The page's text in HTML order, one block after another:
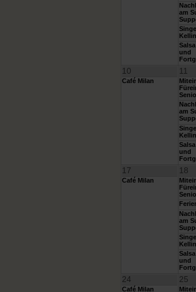
am
und
10
Café Milan
11
am
und
17
Café Milan
18
am
und
24
Café Milan
25